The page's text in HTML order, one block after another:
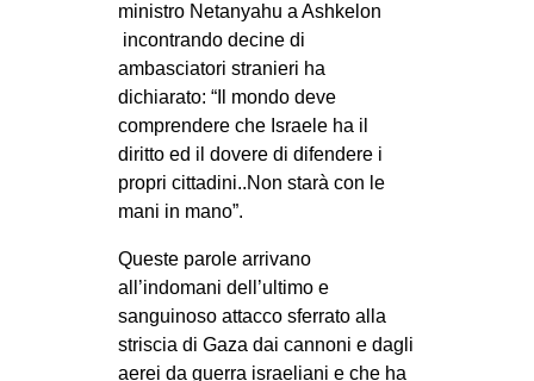
MOVIMENTI
AMBIENTE
ANTIFASCISMO
DIRITTO ALL’ABITARE
GENERI
PRECARIATO
REPRESSIONE
STUDENTI
ministro Netanyahu a Ashkelon
incontrando decine di
ambasciatori stranieri ha
dichiarato: “Il mondo deve
comprendere che Israele ha il
diritto ed il dovere di difendere i
propri cittadini..Non starà con le
mani in mano”.
Queste parole arrivano
all’indomani dell’ultimo e
sanguinoso attacco sferrato alla
striscia di Gaza dai cannoni e dagli
aerei da guerra israeliani e che ha